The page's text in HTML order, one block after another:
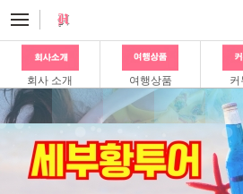
회사 소개 여행상품 커